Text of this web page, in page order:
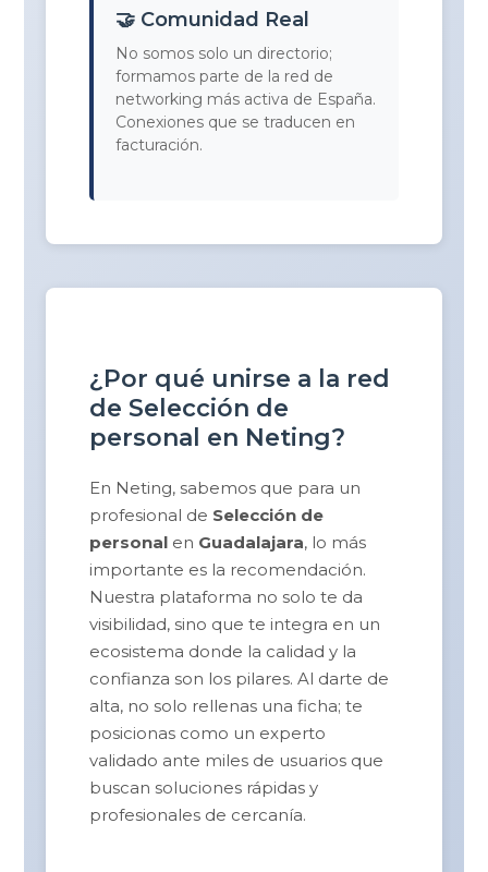
🤝 Comunidad Real
No somos solo un directorio;
formamos parte de la red de
networking más activa de España.
Conexiones que se traducen en
facturación.
¿Por qué unirse a la red
de Selección de
personal en Neting?
En Neting, sabemos que para un
profesional de Selección de
personal en Guadalajara, lo más
importante es la recomendación.
Nuestra plataforma no solo te da
visibilidad, sino que te integra en un
ecosistema donde la calidad y la
confianza son los pilares. Al darte de
alta, no solo rellenas una ficha; te
posicionas como un experto
validado ante miles de usuarios que
buscan soluciones rápidas y
profesionales de cercanía.